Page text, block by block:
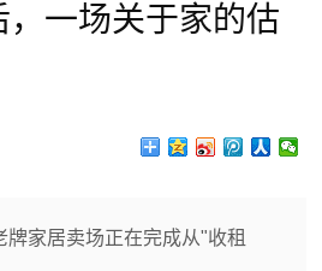
一场关于家的估
家居卖场正在完成从"收租